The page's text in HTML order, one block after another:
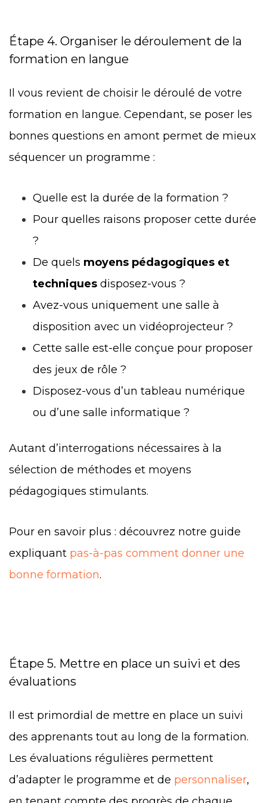
Étape 4. Organiser le déroulement de la
formation en langue
Il vous revient de choisir le déroulé de votre
formation en langue. Cependant, se poser les
bonnes questions en amont permet de mieux
séquencer un programme :
Quelle est la durée de la formation ?
Pour quelles raisons proposer cette durée
?
De quels moyens pédagogiques et
techniques disposez-vous ?
Avez-vous uniquement une salle à
disposition avec un vidéoprojecteur ?
Cette salle est-elle conçue pour proposer
des jeux de rôle ?
Disposez-vous d’un tableau numérique
ou d’une salle informatique ?
Autant d’interrogations nécessaires à la
sélection de méthodes et moyens
pédagogiques stimulants.
Pour en savoir plus : découvrez notre guide
expliquant pas-à-pas comment donner une
bonne formation.
Étape 5. Mettre en place un suivi et des
évaluations
Il est primordial de mettre en place un suivi
des apprenants tout au long de la formation.
Les évaluations régulières permettent
d’adapter le programme et de personnaliser,